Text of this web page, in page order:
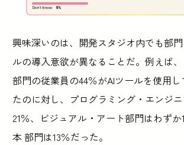
興味深いのは、開発スタジオ内でも部
ルの導入意欲が異なることだ。例えば
部門の従業員の44％がAIツールを使用
たのに対し、プログラミング・エンジ
21％、ビジュアル・アート部門はわず
本 部門は13％だった。